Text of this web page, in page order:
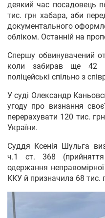
деякий час посадовець
тис. грн хабара, аби
документального
обліком. Останній на
Спершу обвинувачений
коли забирав ще 42
поліцейські спільно з
У суді Олександр
угоду про визнання
перерахувати 120 тис.
України.
Суддя Ксенія Шульга
ч.1 ст. 368 (прийняття
одержання
ККУ й призначила 68 тис.